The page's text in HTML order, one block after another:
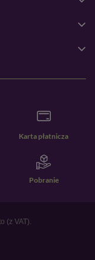
Karta płatnicza
Pobranie
(z VAT).